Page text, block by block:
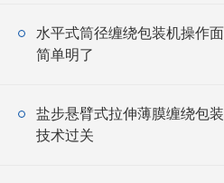
水平式筒径缠绕包装机操作
简单明了
盐步悬臂式拉伸薄膜缠绕包
技术过关